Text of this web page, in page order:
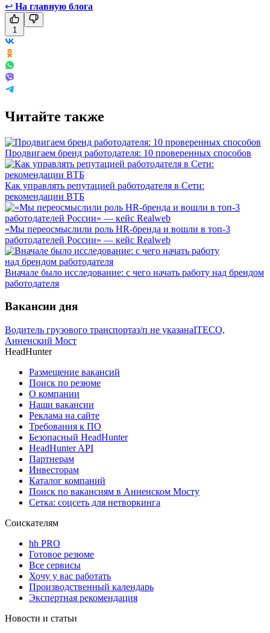
↩ На главную блога
1
Читайте также
Продвигаем бренд работодателя: 10 проверенных способов
Как управлять репутацией работодателя в Сети:
рекомендации ВТБ
«Мы переосмыслили роль HR-бренда и вошли в топ-3
работодателей России» — кейс Realweb
Вначале было исследование: с чего начать работу над брендом
работодателя
Вакансии дня
Водитель грузового транспортаз/п не указанаITECO,
Анненский Мост
HeadHunter
Размещение вакансий
Поиск по резюме
О компании
Наши вакансии
Реклама на сайте
Требования к ПО
Безопасный HeadHunter
HeadHunter API
Партнерам
Инвесторам
Каталог компаний
Поиск по вакансиям в Анненском Мосту
Сетка: соцсеть для нетворкинга
Соискателям
hh PRO
Готовое резюме
Все сервисы
Хочу у вас работать
Производственный календарь
Экспертная рекомендация
Новости и статьи